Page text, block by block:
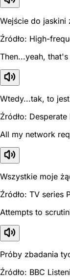
Wejście do jaskini
Źródło: High-
Then...yeah,
Wtedy...tak, to
Źródło:
All my network
Wszystkie moje
Źródło: TV series
Attempts to
Próby zbadania
Źródło: BBC